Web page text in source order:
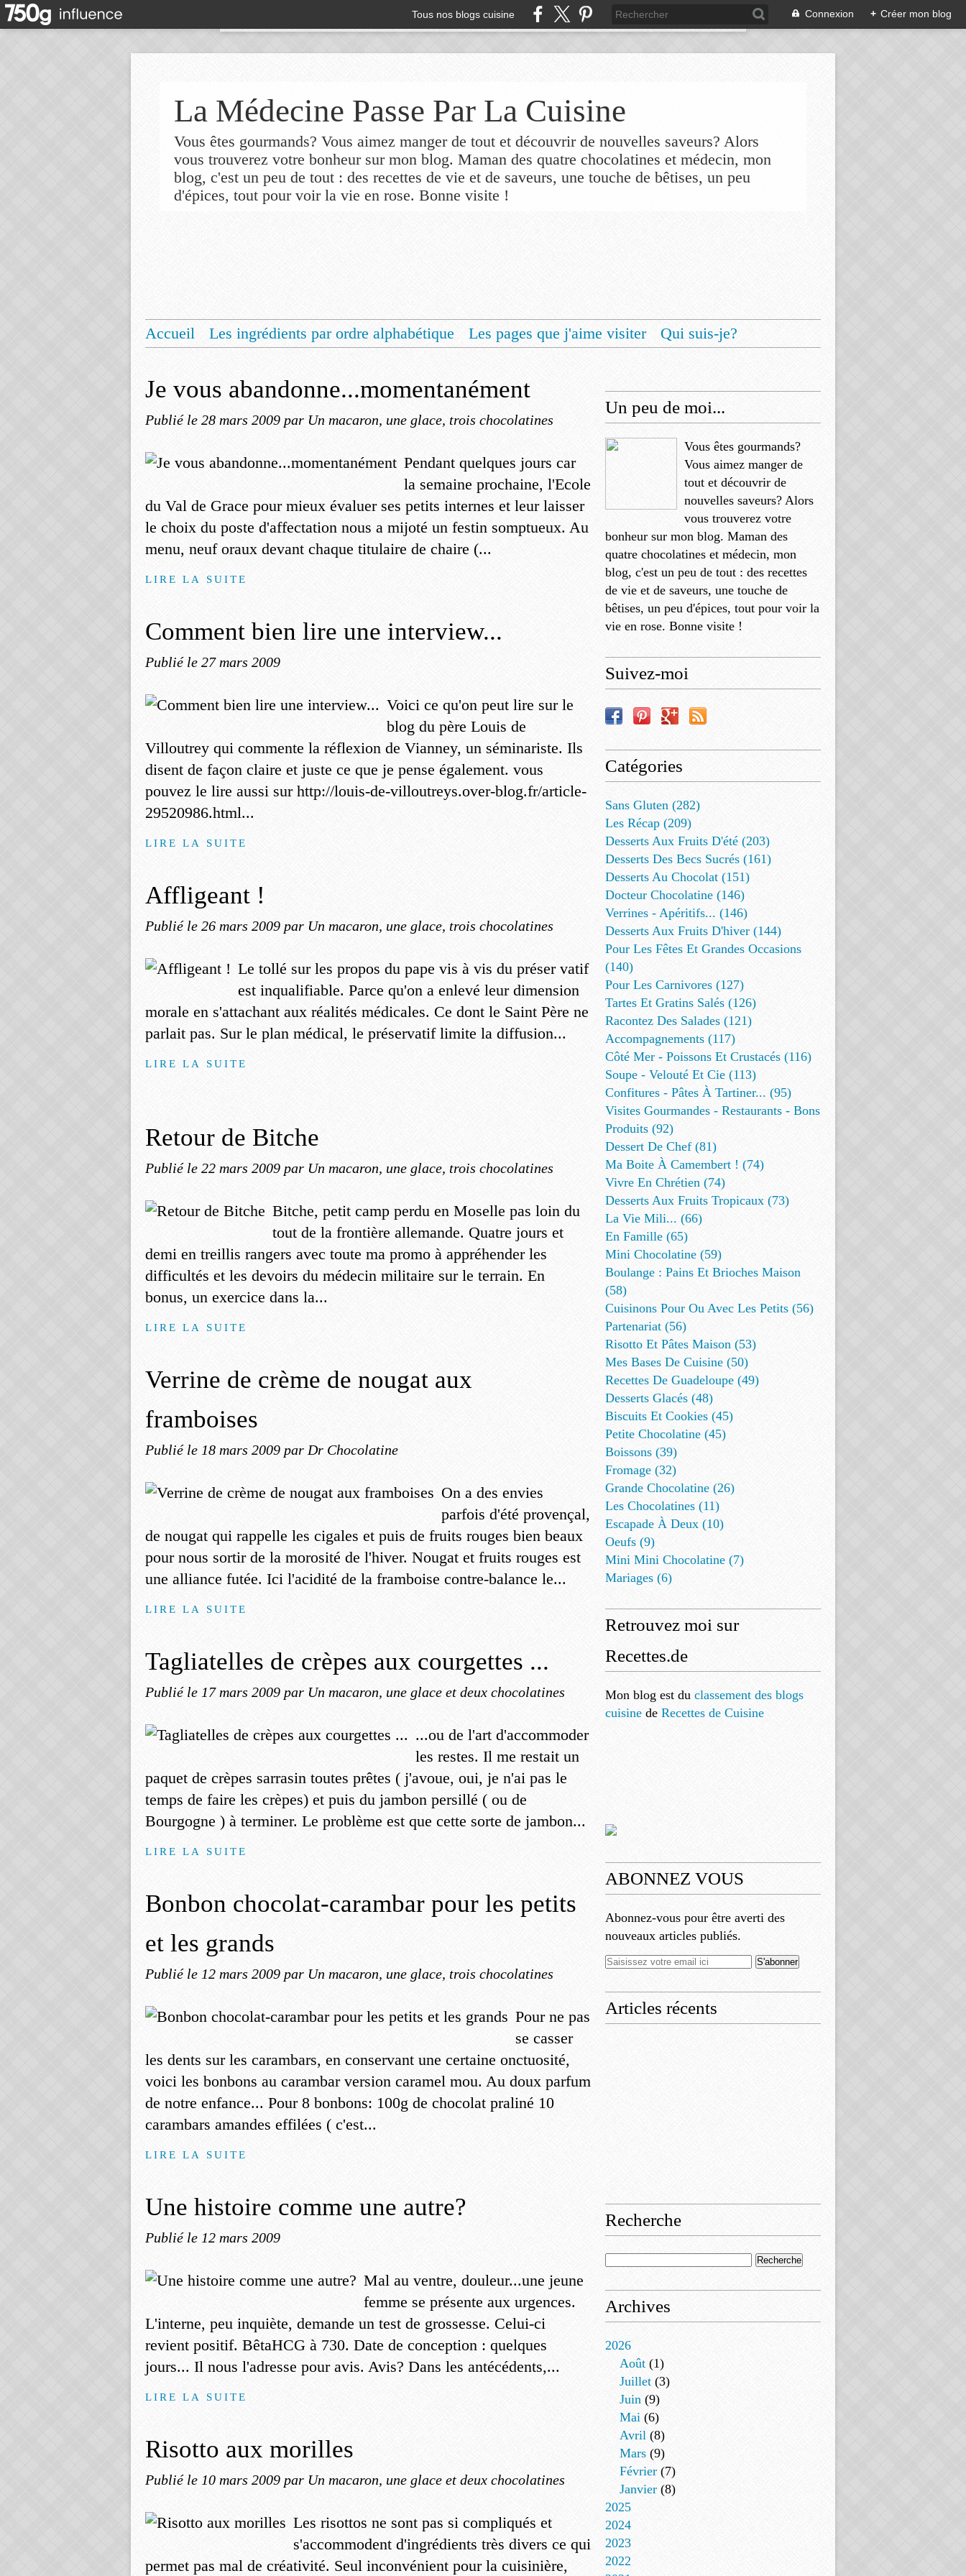
Tous nos blogs cuisine Connexion + Créer mon blog
La Médecine Passe Par La Cuisine
Vous êtes gourmands? Vous aimez manger de tout et découvrir de nouvelles saveurs? Alors
vous trouverez votre bonheur sur mon blog. Maman des quatre chocolatines et médecin, mon
blog, c'est un peu de tout : des recettes de vie et de saveurs, une touche de bêtises, un peu
d'épices, tout pour voir la vie en rose. Bonne visite !
Accueil Les ingrédients par ordre alphabétique Les pages que j'aime visiter
Qui suis-je?
Je vous abandonne...momentanément
Publié le 28 mars 2009 par Un macaron, une glace, trois chocolatines
Pendant quelques jours car
la semaine prochaine, l'Ecole
du Val de Grace pour mieux évaluer ses petits internes et leur laisser
le choix du poste d'affectation nous a mijoté un festin somptueux. Au
menu, neuf oraux devant chaque titulaire de chaire (...
LIRE LA SUITE
Comment bien lire une interview...
Publié le 27 mars 2009
Voici ce qu'on peut lire sur le
blog du père Louis de
Villoutrey qui commente la réflexion de Vianney, un séminariste. Ils
disent de façon claire et juste ce que je pense également. vous
pouvez le lire aussi sur http://louis-de-villoutreys.over-blog.fr/article-
29520986.html...
LIRE LA SUITE
Affligeant !
Publié le 26 mars 2009 par Un macaron, une glace, trois chocolatines
Le tollé sur les propos du pape vis à vis du préser vatif
est inqualifiable. Parce qu'on a enlevé leur dimension
morale en s'attachant aux réalités médicales. Ce dont le Saint Père ne
parlait pas. Sur le plan médical, le préservatif limite la diffusion...
LIRE LA SUITE
Retour de Bitche
Publié le 22 mars 2009 par Un macaron, une glace, trois chocolatines
Bitche, petit camp perdu en Moselle pas loin du
tout de la frontière allemande. Quatre jours et
demi en treillis rangers avec toute ma promo à appréhender les
difficultés et les devoirs du médecin militaire sur le terrain. En
bonus, un exercice dans la...
LIRE LA SUITE
Verrine de crème de nougat aux
framboises
Publié le 18 mars 2009 par Dr Chocolatine
On a des envies
parfois d'été provençal,
de nougat qui rappelle les cigales et puis de fruits rouges bien beaux
pour nous sortir de la morosité de l'hiver. Nougat et fruits rouges est
une alliance futée. Ici l'acidité de la framboise contre-balance le...
LIRE LA SUITE
Tagliatelles de crèpes aux courgettes ...
Publié le 17 mars 2009 par Un macaron, une glace et deux chocolatines
...ou de l'art d'accommoder
les restes. Il me restait un
paquet de crèpes sarrasin toutes prêtes ( j'avoue, oui, je n'ai pas le
temps de faire les crèpes) et puis du jambon persillé ( ou de
Bourgogne ) à terminer. Le problème est que cette sorte de jambon...
LIRE LA SUITE
Bonbon chocolat-carambar pour les petits
et les grands
Publié le 12 mars 2009 par Un macaron, une glace, trois chocolatines
Pour ne pas
se casser
les dents sur les carambars, en conservant une certaine onctuosité,
voici les bonbons au carambar version caramel mou. Au doux parfum
de notre enfance... Pour 8 bonbons: 100g de chocolat praliné 10
carambars amandes effilées ( c'est...
LIRE LA SUITE
Une histoire comme une autre?
Publié le 12 mars 2009
Mal au ventre, douleur...une jeune
femme se présente aux urgences.
L'interne, peu inquiète, demande un test de grossesse. Celui-ci
revient positif. BêtaHCG à 730. Date de conception : quelques
jours... Il nous l'adresse pour avis. Avis? Dans les antécédents,...
LIRE LA SUITE
Risotto aux morilles
Publié le 10 mars 2009 par Un macaron, une glace et deux chocolatines
Les risottos ne sont pas si compliqués et
s'accommodent d'ingrédients très divers ce qui
permet pas mal de créativité. Seul inconvénient pour la cuisinière,
Un peu de moi...
Vous êtes gourmands?
Vous aimez manger de
tout et découvrir de
nouvelles saveurs? Alors
vous trouverez votre
bonheur sur mon blog. Maman des
quatre chocolatines et médecin, mon
blog, c'est un peu de tout : des recettes
de vie et de saveurs, une touche de
bêtises, un peu d'épices, tout pour voir la
vie en rose. Bonne visite !
Suivez-moi
Catégories
Sans Gluten (282)
Les Récap (209)
Desserts Aux Fruits D'été (203)
Desserts Des Becs Sucrés (161)
Desserts Au Chocolat (151)
Docteur Chocolatine (146)
Verrines - Apéritifs... (146)
Desserts Aux Fruits D'hiver (144)
Pour Les Fêtes Et Grandes Occasions
(140)
Pour Les Carnivores (127)
Tartes Et Gratins Salés (126)
Racontez Des Salades (121)
Accompagnements (117)
Côté Mer - Poissons Et Crustacés (116)
Soupe - Velouté Et Cie (113)
Confitures - Pâtes À Tartiner... (95)
Visites Gourmandes - Restaurants - Bons
Produits (92)
Dessert De Chef (81)
Ma Boite À Camembert ! (74)
Vivre En Chrétien (74)
Desserts Aux Fruits Tropicaux (73)
La Vie Mili... (66)
En Famille (65)
Mini Chocolatine (59)
Boulange : Pains Et Brioches Maison
(58)
Cuisinons Pour Ou Avec Les Petits (56)
Partenariat (56)
Risotto Et Pâtes Maison (53)
Mes Bases De Cuisine (50)
Recettes De Guadeloupe (49)
Desserts Glacés (48)
Biscuits Et Cookies (45)
Petite Chocolatine (45)
Boissons (39)
Fromage (32)
Grande Chocolatine (26)
Les Chocolatines (11)
Escapade À Deux (10)
Oeufs (9)
Mini Mini Chocolatine (7)
Mariages (6)
Retrouvez moi sur
Recettes.de
Mon blog est du classement des blogs
cuisine de Recettes de Cuisine
ABONNEZ VOUS
Abonnez-vous pour être averti des
nouveaux articles publiés.
Articles récents
Recherche
Archives
2026
Août (1)
Juillet (3)
Juin (9)
Mai (6)
Avril (8)
Mars (9)
Février (7)
Janvier (8)
2025
2024
2023
2022